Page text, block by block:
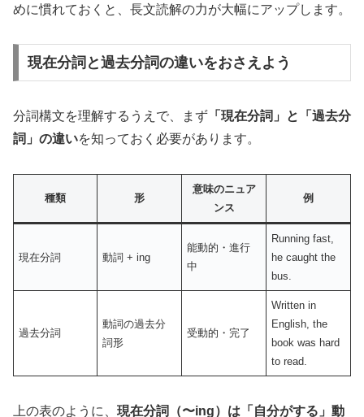
めに慣れておくと、長文読解の力が大幅にアップします。
現在分詞と過去分詞の違いをおさえよう
分詞構文を理解するうえで、まず 「現在分詞」と「過去分
詞」の違いを知っておく必要があります。
種類 形
意味のニュア
ンス
例
現在分詞 動詞 + ing
能動的・進行
中
Running fast,
he caught the
bus.
過去分詞
動詞の過去分
詞形
受動的・完了
Written in
English, the
book was hard
to read.
上の表のように、 現在分詞（〜ing）は「自分がする」動